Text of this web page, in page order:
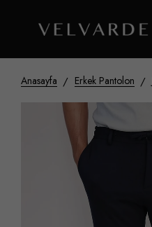
Anasayfa Erkek Pantolon